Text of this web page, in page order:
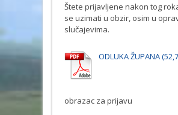
Štete prijavljene nakon tog
se uzimati u obzir, osim u
slučajevima.
ODLUKA ŽUPANA
obrazac za prijavu